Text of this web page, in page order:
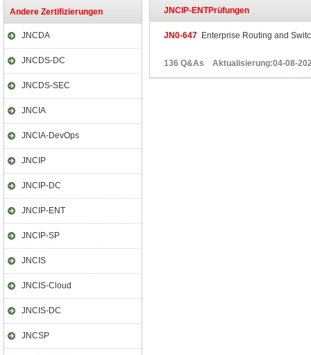
Andere Zertifizierungen
JNCDA
JNCDS-DC
JNCDS-SEC
JNCIA
JNCIA-DevOps
JNCIP
JNCIP-DC
JNCIP-ENT
JNCIP-SP
JNCIS
JNCIS-Cloud
JNCIS-DC
JNCSP
JNCIP-ENTPrüfungen
JN0-647 Enterprise Routing and
136 Q&As Aktualisierung:04-08-